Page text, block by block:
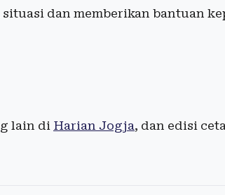
dan memberikan bantuan
lain di Harian Jogja, dan edisi